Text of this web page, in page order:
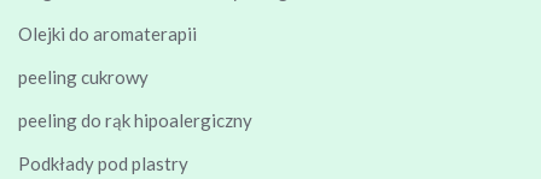
Olejki do aromaterapii
peeling cukrowy
peeling do rąk hipoalergiczny
Podkłady pod plastry